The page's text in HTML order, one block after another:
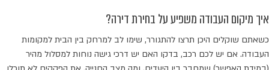
איך מיקום העבודה משפיע על בחירת דירה?
כשאתם שוקלים היכן תרצו להתגורר, שימו לב למרחק בין הבית למקומות
העבודה. אם יש לכם רכב, בדקו האם יש דרכי גישה נוחות למסלול מהיר